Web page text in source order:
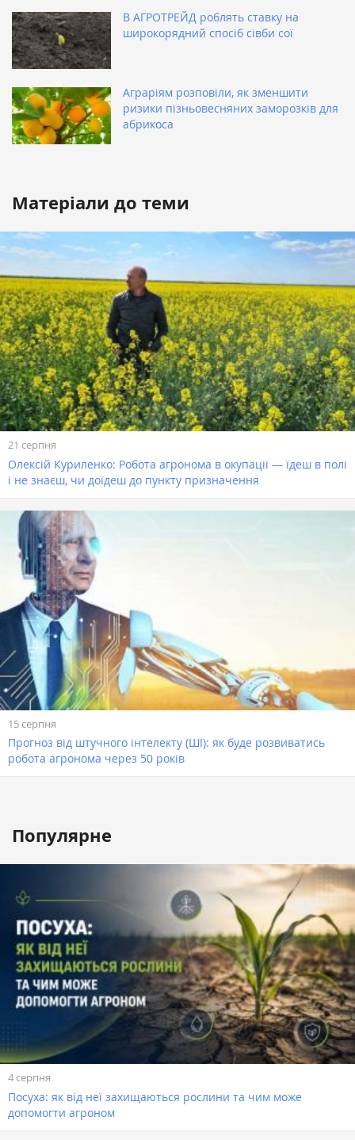
В АГРОТРЕЙД роблять ставку на
широкорядний спосіб сівби сої
Аграріям розповіли, як зменшити
ризики пізньовесняних заморозків для
абрикоса
Матеріали до теми
21 серпня
Олексій Куриленко: Робота агронома в окупації — їдеш в полі
і не знаєш, чи доїдеш до пункту призначення
15 серпня
Прогноз від штучного інтелекту (ШІ): як буде розвиватись
робота агронома через 50 років
Популярне
4 серпня
Посуха: як від неї захищаються рослини та чим може
допомогти агроном